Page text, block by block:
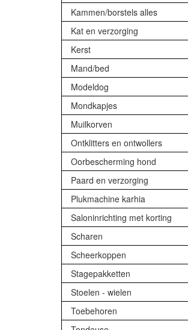
Kammen/borstels alles
Kat en verzorging
Kerst
Mand/bed
Modeldog
Mondkapjes
Muilkorven
Ontklitters en ontwollers
Oorbescherming hond
Paard en verzorging
Plukmachine karhia
Saloninrichting met korting
Scharen
Scheerkoppen
Stagepakketten
Stoelen - wielen
Toebehoren